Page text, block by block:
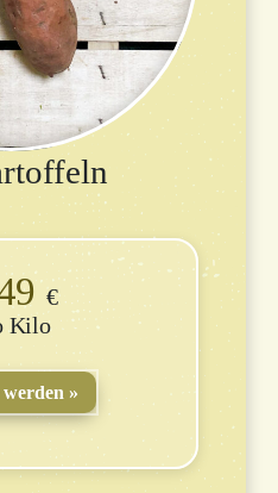
€
Kilo
werden